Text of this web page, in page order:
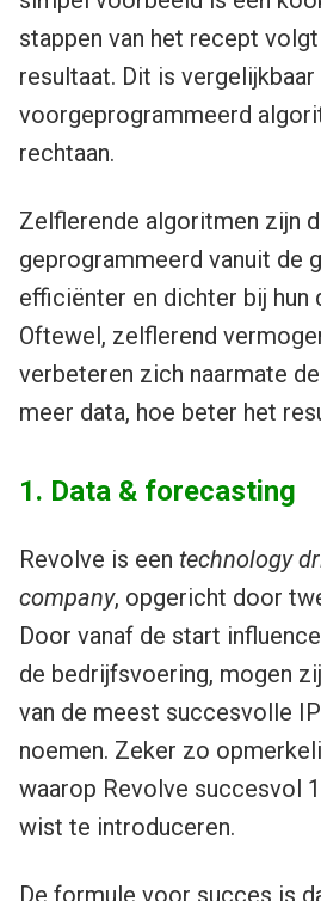
stappen van het recept
resultaat. Dit is
voorgeprogrammeerd
rechtaan.
Zelflerende algoritmen zijn
geprogrammeerd vanuit de
efficiënter en dichter bij hun
Oftewel, zelflerend
verbeteren zich naarmate
meer data, hoe beter het
1. Data & forecasting
Revolve is een technology
company, opgericht door
Door vanaf de start
de bedrijfsvoering, mogen
van de meest succesvolle
noemen. Zeker zo
waarop Revolve succesvol
wist te introduceren.